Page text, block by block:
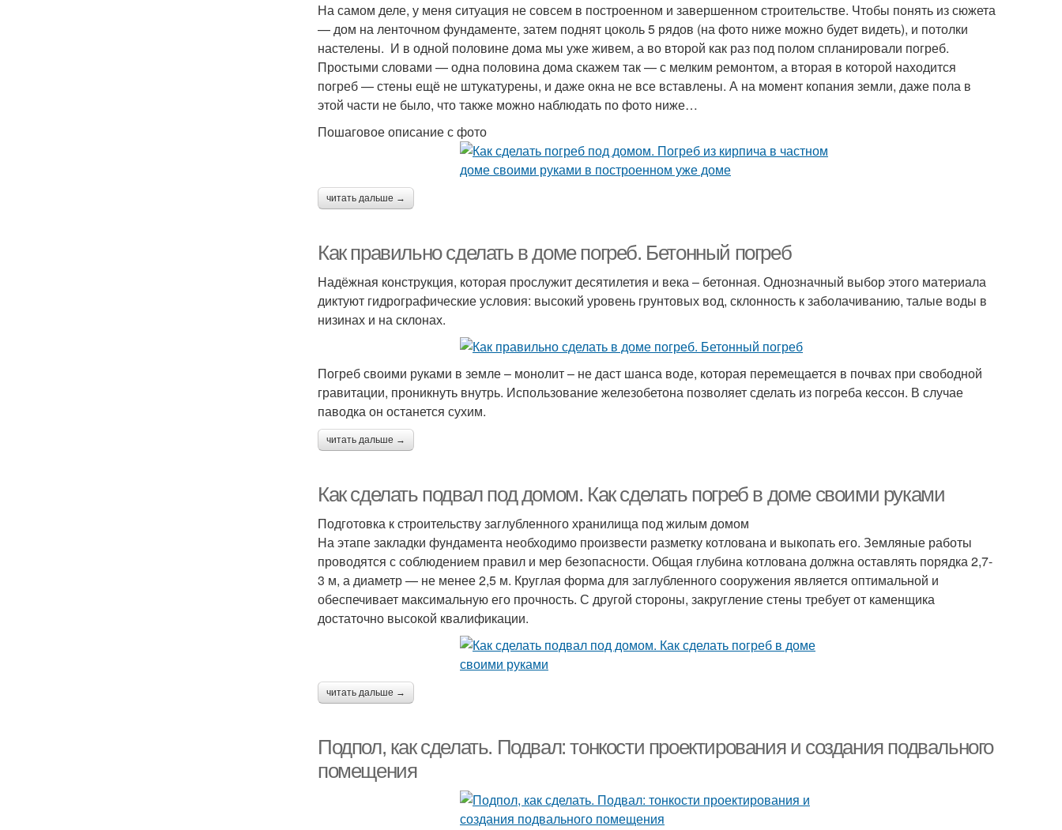
На самом деле, у меня ситуация не совсем в построенном и завершенном строительстве. Чтобы понять из сюжета
— дом на ленточном фундаменте, затем поднят цоколь 5 рядов (на фото ниже можно будет видеть), и потолки
настелены. И в одной половине дома мы уже живем, а во второй как раз под полом спланировали погреб.
Простыми словами — одна половина дома скажем так — с мелким ремонтом, а вторая в которой находится
погреб — стены ещё не штукатурены, и даже окна не все вставлены. А на момент копания земли, даже пола в
этой части не было, что также можно наблюдать по фото ниже…
Пошаговое описание с фото
читать дальше →
Как правильно сделать в доме погреб. Бетонный погреб
Надёжная конструкция, которая прослужит десятилетия и века – бетонная. Однозначный выбор этого материала
диктуют гидрографические условия: высокий уровень грунтовых вод, склонность к заболачиванию, талые воды в
низинах и на склонах.
Погреб своими руками в земле – монолит – не даст шанса воде, которая перемещается в почвах при свободной
гравитации, проникнуть внутрь. Использование железобетона позволяет сделать из погреба кессон. В случае
паводка он останется сухим.
читать дальше →
Как сделать подвал под домом. Как сделать погреб в доме своими руками
Подготовка к строительству заглубленного хранилища под жилым домом
На этапе закладки фундамента необходимо произвести разметку котлована и выкопать его. Земляные работы
проводятся с соблюдением правил и мер безопасности. Общая глубина котлована должна оставлять порядка 2,7-
3 м, а диаметр — не менее 2,5 м. Круглая форма для заглубленного сооружения является оптимальной и
обеспечивает максимальную его прочность. С другой стороны, закругление стены требует от каменщика
достаточно высокой квалификации.
читать дальше →
Подпол, как сделать. Подвал: тонкости проектирования и создания подвального
помещения